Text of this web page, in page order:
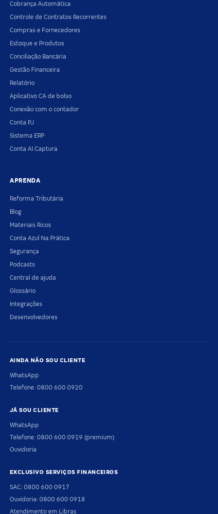
Cobrança Automática
Controle de Contratos Recorrentes
Compras e Fornecedores
Estoque e Produtos
Conciliação Bancária
Gestão Financeira
Relatório
Aplicativo CA de bolso
Conexão com o contador
Conta PJ
Sistema ERP
Conta AI Captura
APRENDA
Reforma Tributária
Blog
Materiais Ricos
Conta Azul Na Prática
Segurança
Podcasts
Central de ajuda
Glossário
Integrações
Desenvolvedores
AINDA NÃO SOU CLIENTE
WhatsApp
Telefone: 0800 600 0920
JÁ SOU CLIENTE
WhatsApp
Telefone: 0800 600 0919 (premium)
Ouvidoria
EXCLUSIVO SERVIÇOS FINANCEIROS
SAC: 0800 600 0917
Ouvidoria: 0800 600 0918
Atendimento em Libras